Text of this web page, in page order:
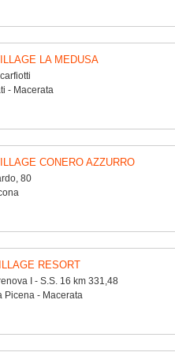
LA MEDUSA
- Macerata
CONERO AZZURRO
80
RESORT
I - S.S. 16 km 331,48
Picena - Macerata